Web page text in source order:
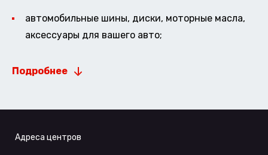
автомобильные шины, диски, моторные масла,
аксессуары для вашего авто;
Подробнее
Адреса центров